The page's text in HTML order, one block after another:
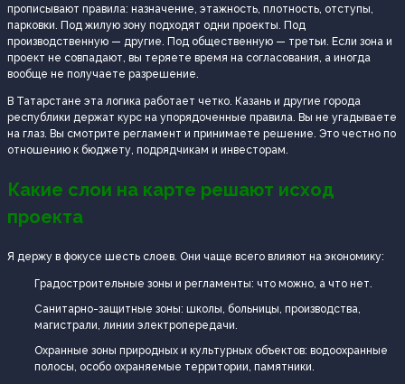
прописывают правила: назначение, этажность, плотность, отступы,
парковки. Под жилую зону подходят одни проекты. Под
производственную — другие. Под общественную — третьи. Если зона и
проект не совпадают, вы теряете время на согласования, а иногда
вообще не получаете разрешение.
В Татарстане эта логика работает четко. Казань и другие города
республики держат курс на упорядоченные правила. Вы не угадываете
на глаз. Вы смотрите регламент и принимаете решение. Это честно по
отношению к бюджету, подрядчикам и инвесторам.
Какие слои на карте решают исход
проекта
Я держу в фокусе шесть слоев. Они чаще всего влияют на экономику:
Градостроительные зоны и регламенты: что можно, а что нет.
Санитарно-защитные зоны: школы, больницы, производства,
магистрали, линии электропередачи.
Охранные зоны природных и культурных объектов: водоохранные
полосы, особо охраняемые территории, памятники.